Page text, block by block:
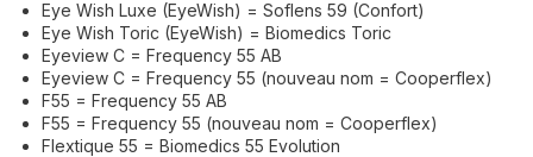
Eye Wish Luxe (EyeWish) = Soflens 59 (Confort)
Eye Wish Toric (EyeWish) = Biomedics Toric
Eyeview C = Frequency 55 AB
Eyeview C = Frequency 55 (nouveau nom = Cooperflex)
F55 = Frequency 55 AB
F55 = Frequency 55 (nouveau nom = Cooperflex)
Flextique 55 = Biomedics 55 Evolution